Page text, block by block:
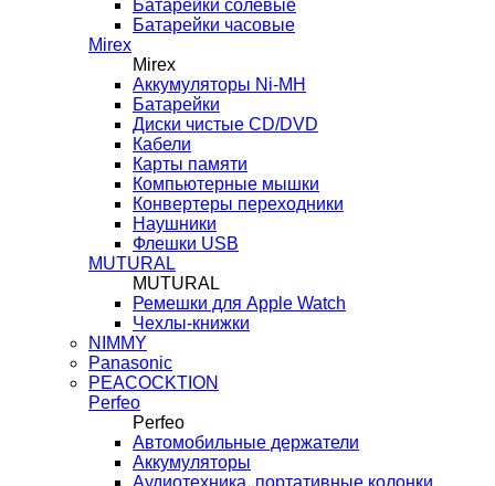
Батарейки солевые
Батарейки часовые
Mirex
Mirex
Аккумуляторы Ni-MH
Батарейки
Диски чистые CD/DVD
Кабели
Карты памяти
Компьютерные мышки
Конвертеры переходники
Наушники
Флешки USB
MUTURAL
MUTURAL
Ремешки для Apple Watch
Чехлы-книжки
NIMMY
Panasonic
PEACOCKTION
Perfeo
Perfeo
Автомобильные держатели
Аккумуляторы
Аудиотехника, портативные колонки